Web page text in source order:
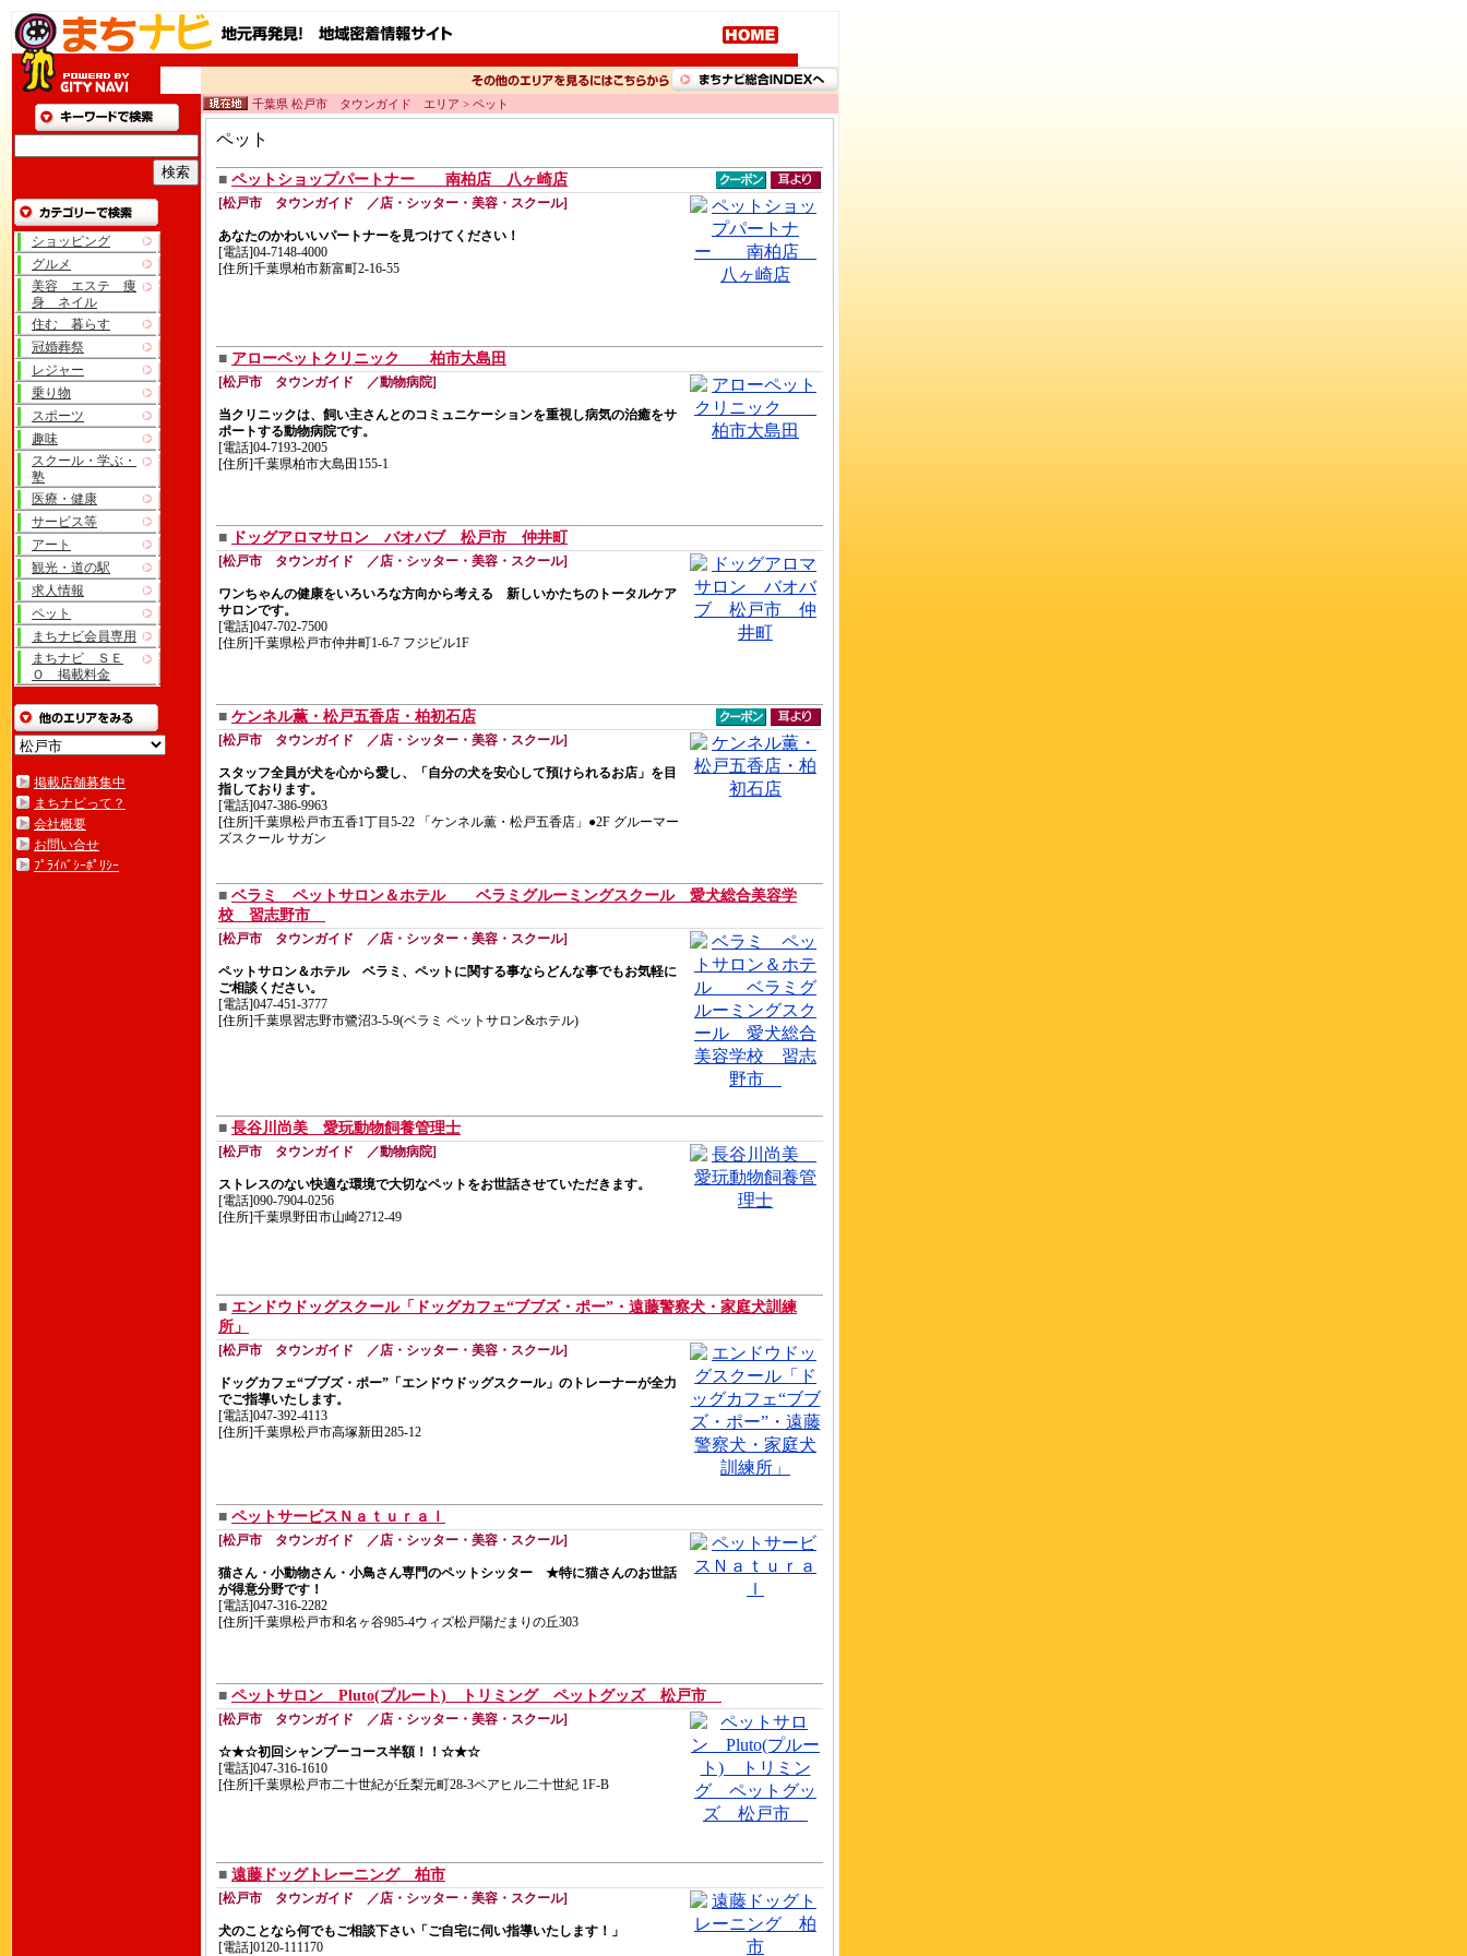
ショッピング
グルメ
美容 エステ 痩
身 ネイル
住む 暮らす
冠婚葬祭
レジャー
乗り物
スポーツ
趣味
スクール・学ぶ・
塾
医療・健康
サービス等
アート
観光・道の駅
求人情報
ペット
まちナビ会員専用
まちナビ ＳＥ
Ｏ 掲載料金
掲載店舗募集中
まちナビって？
会社概要
お問い合せ
ﾌﾟﾗｲﾊﾞｼｰﾎﾟﾘｼｰ
千葉県 松戸市 タウンガイド エリア > ペット
ペット
■ ペットショップパートナー 南柏店 八ヶ崎店
[松戸市 タウンガイド ／店・シッター・美容・スクール]
あなたのかわいいパートナーを見つけてください！
[電話]04-7148-4000
[住所]千葉県柏市新富町2-16-55
■ アローペットクリニック 柏市大島田
[松戸市 タウンガイド ／動物病院]
当クリニックは、飼い主さんとのコミュニケーションを重視し病気の治癒をサ
ポートする動物病院です。
[電話]04-7193-2005
[住所]千葉県柏市大島田155-1
■ ドッグアロマサロン バオバブ 松戸市 仲井町
[松戸市 タウンガイド ／店・シッター・美容・スクール]
ワンちゃんの健康をいろいろな方向から考える 新しいかたちのトータルケア
サロンです。
[電話]047-702-7500
[住所]千葉県松戸市仲井町1-6-7 フジビル1F
■ ケンネル薫・松戸五香店・柏初石店
[松戸市 タウンガイド ／店・シッター・美容・スクール]
スタッフ全員が犬を心から愛し、「自分の犬を安心して預けられるお店」を目
指しております。
[電話]047-386-9963
[住所]千葉県松戸市五香1丁目5-22 「ケンネル薫・松戸五香店」●2F グルーマー
ズスクール サガン
■ ベラミ ペットサロン＆ホテル ベラミグルーミングスクール 愛犬総合美容学
校 習志野市
[松戸市 タウンガイド ／店・シッター・美容・スクール]
ペットサロン＆ホテル ベラミ、ペットに関する事ならどんな事でもお気軽に
ご相談ください。
[電話]047-451-3777
[住所]千葉県習志野市鷺沼3-5-9(ベラミ ペットサロン&ホテル)
■ 長谷川尚美 愛玩動物飼養管理士
[松戸市 タウンガイド ／動物病院]
ストレスのない快適な環境で大切なペットをお世話させていただきます。
[電話]090-7904-0256
[住所]千葉県野田市山崎2712-49
■ エンドウドッグスクール「ドッグカフェ“ブブズ・ポー”・遠藤警察犬・家庭犬訓練
所」
[松戸市 タウンガイド ／店・シッター・美容・スクール]
ドッグカフェ“ブブズ・ポー”「エンドウドッグスクール」のトレーナーが全力
でご指導いたします。
[電話]047-392-4113
[住所]千葉県松戸市高塚新田285-12
■ ペットサービスＮａｔｕｒａｌ
[松戸市 タウンガイド ／店・シッター・美容・スクール]
猫さん・小動物さん・小鳥さん専門のペットシッター ★特に猫さんのお世話
が得意分野です！
[電話]047-316-2282
[住所]千葉県松戸市和名ヶ谷985-4ウィズ松戸陽だまりの丘303
■ ペットサロン Pluto(プルート) トリミング ペットグッズ 松戸市
[松戸市 タウンガイド ／店・シッター・美容・スクール]
☆★☆初回シャンプーコース半額！！☆★☆
[電話]047-316-1610
[住所]千葉県松戸市二十世紀が丘梨元町28-3ペアヒル二十世紀 1F-B
■ 遠藤ドッグトレーニング 柏市
[松戸市 タウンガイド ／店・シッター・美容・スクール]
犬のことなら何でもご相談下さい「ご自宅に伺い指導いたします！」
[電話]0120-111170